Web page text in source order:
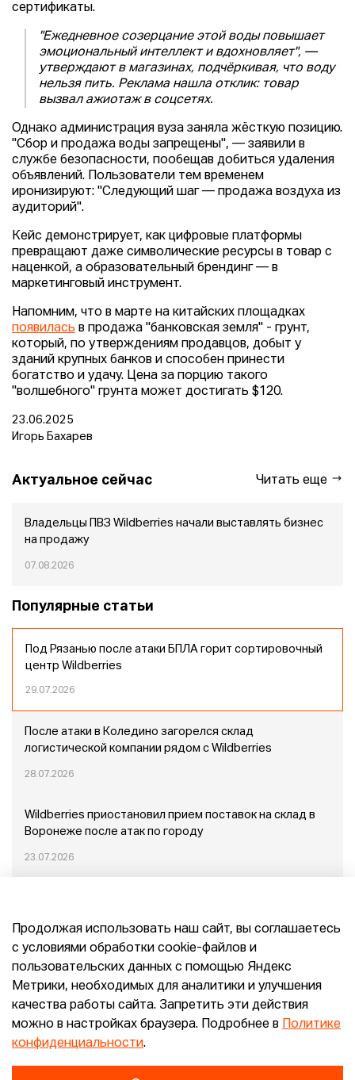
сертификаты.
"Ежедневное созерцание этой воды повышает
эмоциональный интеллект и вдохновляет", —
утверждают в магазинах, подчёркивая, что воду
нельзя пить. Реклама нашла отклик: товар
вызвал ажиотаж в соцсетях.
Однако администрация вуза заняла жёсткую позицию.
"Сбор и продажа воды запрещены", — заявили в
службе безопасности, пообещав добиться удаления
объявлений. Пользователи тем временем
иронизируют: "Следующий шаг — продажа воздуха из
аудиторий".
Кейс демонстрирует, как цифровые платформы
превращают даже символические ресурсы в товар с
наценкой, а образовательный брендинг — в
маркетинговый инструмент.
Напомним, что в марте на китайских площадках
появилась в продажа "банковская земля" - грунт,
который, по утверждениям продавцов, добыт у
зданий крупных банков и способен принести
богатство и удачу. Цена за порцию такого
"волшебного" грунта может достигать $120.
23.06.2025
Игорь Бахарев
Актуальное сейчас Читать еще
Владельцы ПВЗ Wildberries начали выставлять бизнес
на продажу
07.08.2026
Популярные статьи
Под Рязанью после атаки БПЛА горит сортировочный
центр Wildberries
29.07.2026
После атаки в Коледино загорелся склад
логистической компании рядом с Wildberries
28.07.2026
Wildberries приостановил прием поставок на склад в
Воронеже после атак по городу
23.07.2026
Конец эпохи маркетплейсов: прогнозы сооснователя
Mr.Doors Максима Валецкого
26.06.2026
Продолжая использовать наш сайт, вы соглашаетесь
с условиями обработки cookie-файлов и
пользовательских данных с помощью Яндекс
Метрики, необходимых для аналитики и улучшения
качества работы сайта. Запретить эти действия
можно в настройках браузера. Подробнее в
Политике
конфиденциальности.